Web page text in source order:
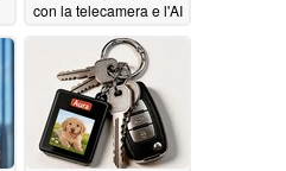
con la telecamera e l'AI
05/14/2026